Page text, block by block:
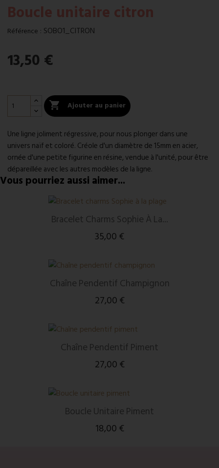
Boucle unitaire citron
Référence : SOBO1_CITRON
13,50 €
 Ajouter au panier
Une ligne joliment régressive, pour nous plonger dans une
univers naïf et coloré. Créole d'un diamètre de 15mm en acier,
ornée d'une petite figurine en résine, vendue à l'unité, pour être
dépareillée avec les autres modèles de la ligne.
Vous pourriez aussi aimer...
Bracelet Charms Sophie À La...
35,00 €
Chaîne Pendentif Champignon
27,00 €
Chaîne Pendentif Piment
27,00 €
Boucle Unitaire Piment
18,00 €